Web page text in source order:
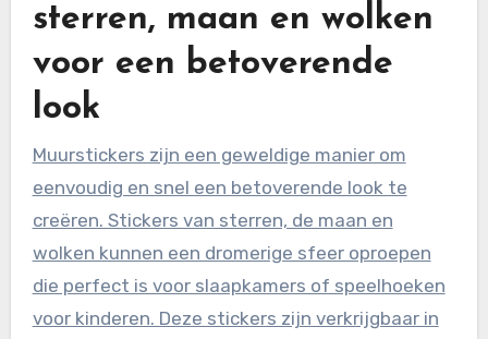
sterren, maan en wolken
voor een betoverende
look
Muurstickers zijn een geweldige manier om
eenvoudig en snel een betoverende look te
creëren. Stickers van sterren, de maan en
wolken kunnen een dromerige sfeer oproepen
die perfect is voor slaapkamers of speelhoeken
voor kinderen. Deze stickers zijn verkrijgbaar in